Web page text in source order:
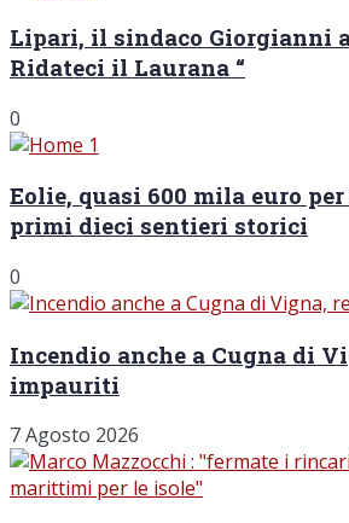
Lipari, il sindaco Giorgianni
Ridateci il Laurana “
0
Eolie, quasi 600 mila euro
primi dieci sentieri storici
0
Incendio anche a Cugna di
impauriti
7 Agosto 2026